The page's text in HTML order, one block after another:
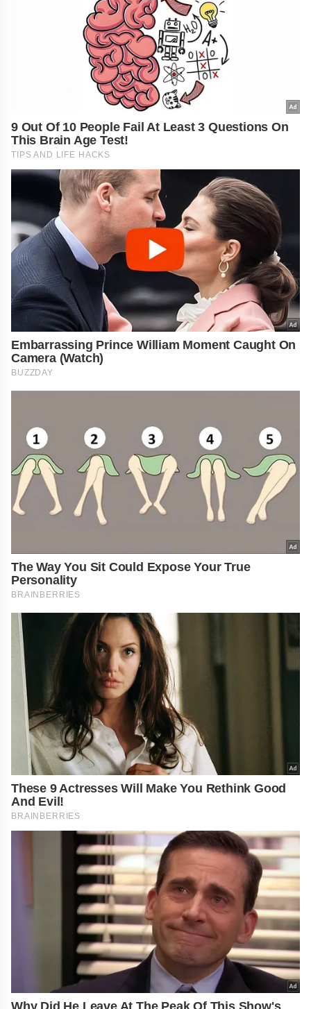
9 Out Of 10 People Fail At Least 3 Questions On
This Brain Age Test!
TIPS AND LIFE HACKS
Embarrassing Prince William Moment Caught On
Camera (Watch)
BUZZDAY
The Way You Sit Could Expose Your True
Personality
BRAINBERRIES
These 9 Actresses Will Make You Rethink Good
And Evil!
BRAINBERRIES
Why Did He Leave At The Peak Of This Show's